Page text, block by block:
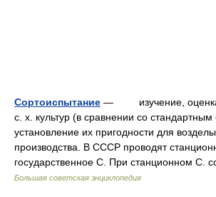
Сортоиспытание — изучение, оценка
с. х. культур (в сравнении со
установление их пригодности для
производства. В СССР проводят
государственное С. При станционном С.
Большая советская энциклопедия